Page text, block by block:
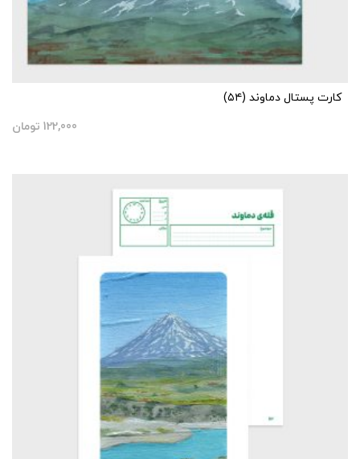
کارت پستال دماوند (۵۴)
122,000 تومان